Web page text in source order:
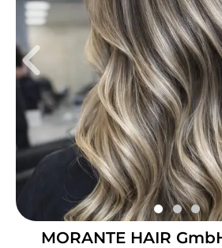
Fr 10:00 - 19:00
Sa 10:00 - 15:00
Das Studio Beauty Instruktion in
Kompetenzzentrum für Ästhetik,
Wohlbefinden. Das breit
alles von dauerhafter ICE Laser
fortschrittlicher apparativer
entspannenden Massagen,
Hier erhältst du maßgeschneiderte
Technologie, Pflege und
Nächste öffentliche Verkehrsmittel:
Bahnhaltestelle Rathaus Steglitz ist
MORANTE HAIR